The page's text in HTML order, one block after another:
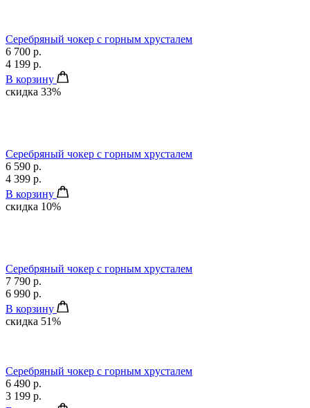
Серебряный чокер с горным хрусталем
6 700 р.
4 199 р.
В корзину
скидка 33%
Серебряный чокер с горным хрусталем
6 590 р.
4 399 р.
В корзину
скидка 10%
Серебряный чокер с горным хрусталем
7 790 р.
6 990 р.
В корзину
скидка 51%
Серебряный чокер с горным хрусталем
6 490 р.
3 199 р.